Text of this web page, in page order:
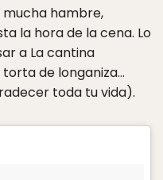
hambre,
la hora de la cena. Lo
a La cantina
de longaniza…
toda tu vida).